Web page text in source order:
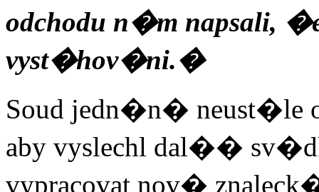
odchodu n�m napsali,
vyst�hov�ni.�
Soud jedn�n�
aby vyslechl dal��
vypracovat nov�